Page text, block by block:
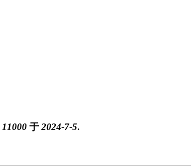
11000 于2024-7-5.